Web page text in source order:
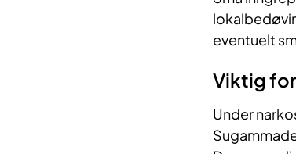
eventuelt
Viktig
Under